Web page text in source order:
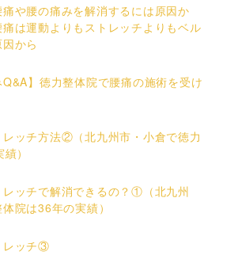
痛や腰の痛みを解消するには原因か
は運動よりもストレッチよりもベル
から
Q&A】徳力整体院で腰痛の施術を受け
ッチ方法②（北九州市・小倉で徳力
）
レッチで解消できるの？①（北九州
院は36年の実績）
レッチ③